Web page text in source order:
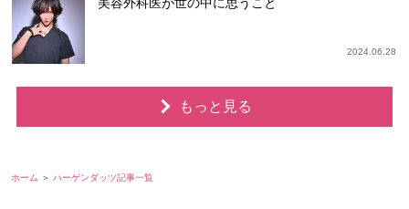
2024.06.28
もっと見る
ホーム ハーゲンダッツ記事一覧